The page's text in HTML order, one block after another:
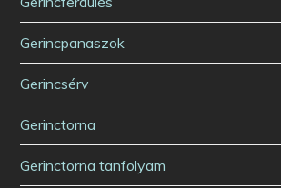
Gerincpanaszok
Gerincsérv
Gerinctorna
Gerinctorna tanfolyam